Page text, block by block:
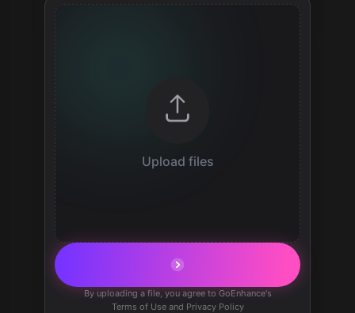
Upload files
By uploading a file, you agree to GoEnhance's
Terms of Use and Privacy Policy